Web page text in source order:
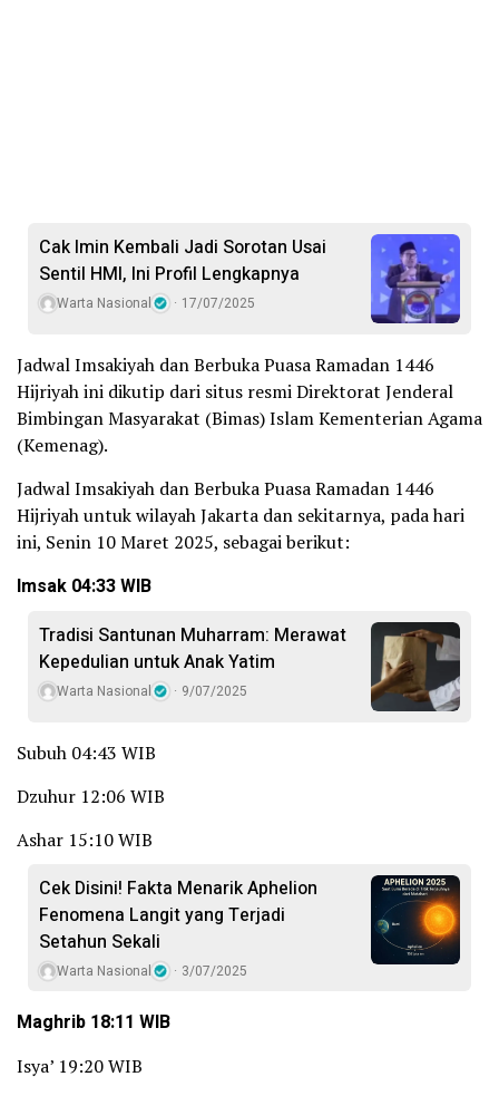
Cak Imin Kembali Jadi Sorotan Usai
Sentil HMI, Ini Profil Lengkapnya
Warta Nasional 17/07/2025
Jadwal Imsakiyah dan Berbuka Puasa Ramadan 1446
Hijriyah ini dikutip dari situs resmi Direktorat Jenderal
Bimbingan Masyarakat (Bimas) Islam Kementerian Agama
(Kemenag).
Jadwal Imsakiyah dan Berbuka Puasa Ramadan 1446
Hijriyah untuk wilayah Jakarta dan sekitarnya, pada hari
ini, Senin 10 Maret 2025, sebagai berikut:
Imsak 04:33 WIB
Tradisi Santunan Muharram: Merawat
Kepedulian untuk Anak Yatim
Warta Nasional 9/07/2025
Subuh 04:43 WIB
Dzuhur 12:06 WIB
Ashar 15:10 WIB
Cek Disini! Fakta Menarik Aphelion
Fenomena Langit yang Terjadi
Setahun Sekali
Warta Nasional 3/07/2025
Maghrib 18:11 WIB
Isya’ 19:20 WIB